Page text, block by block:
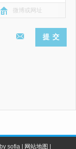
sofia | 网站地图